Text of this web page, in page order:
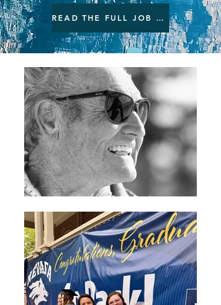
READ THE FULL JOB DESCRIPTION HERE